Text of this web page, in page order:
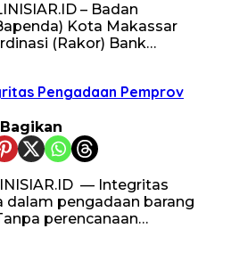
– Badan
Kota Makassar
(Rakor) Bank…
Pengadaan Pemprov
Bagikan
— Integritas
pengadaan barang
perencanaan…